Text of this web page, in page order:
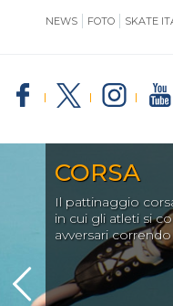
NEWS FOTO SKATE
CORSA
Il pattinaggio
in cui gli atleti si
avversari
SKATE